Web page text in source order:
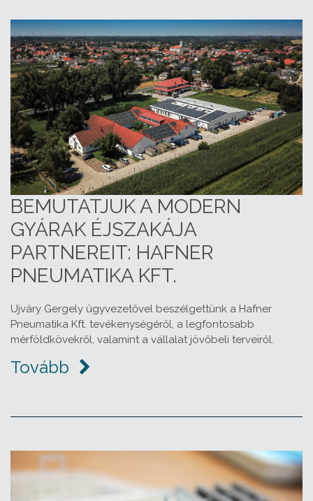
BEMUTATJUK A MODERN
GYÁRAK ÉJSZAKÁJA
PARTNEREIT: HAFNER
PNEUMATIKA KFT.
Ujváry Gergely ügyvezetővel beszélgettünk a Hafner
Pneumatika Kft. tevékenységéről, a legfontosabb
mérföldkövekről, valamint a vállalat jövőbeli terveiről.
Tovább